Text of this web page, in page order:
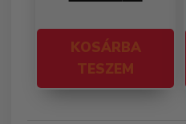
KOSÁRBA
TESZEM